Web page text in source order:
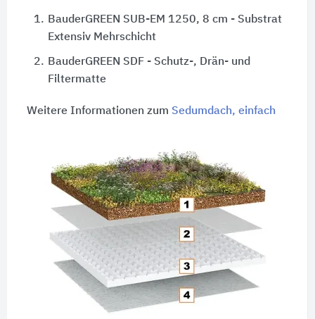
1. BauderGREEN SUB-EM 1250, 8 cm - Substrat
Extensiv Mehrschicht
2. BauderGREEN SDF - Schutz-, Drän- und
Filtermatte
Weitere Informationen zum Sedumdach, einfach